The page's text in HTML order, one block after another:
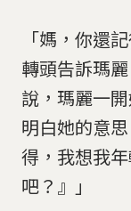
「媽，你還
轉頭告訴瑪
說，瑪麗一
明白她的意
得，我想我
吧？』」